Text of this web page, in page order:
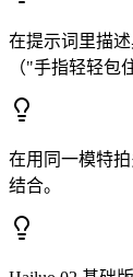
在提示词里描
（"手指轻轻包
在用同一模特
结合。